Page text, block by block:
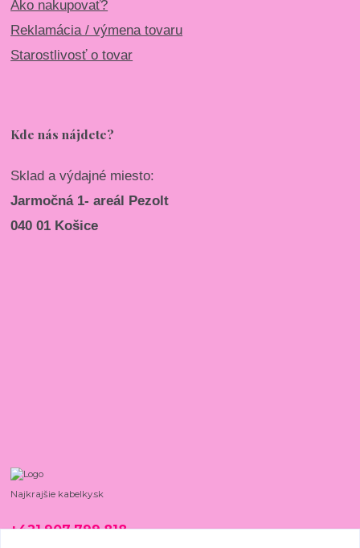
Ako nakupovať?
Reklamácia / výmena tovaru
Starostlivosť o tovar
Kde nás nájdete?
Sklad a výdajné miesto:
Jarmočná 1- areál Pezolt
040 01 Košice
Najkrajšie kabelky.sk
+421 907 799 818